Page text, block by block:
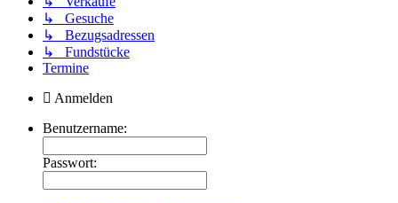
↳ Gesuche
↳ Bezugsadressen
↳ Fundstücke
Termine
Anmelden
Benutzername:
Passwort: